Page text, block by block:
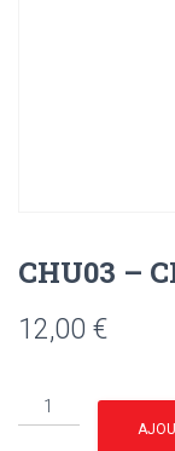
CHU03 –
12,00 €
quantité
de